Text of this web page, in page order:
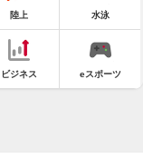
陸上 水泳
ビジネス eスポーツ